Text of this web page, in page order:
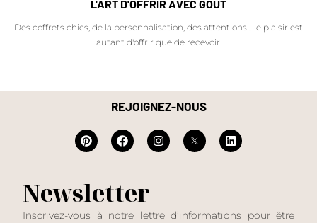
L'ART D'OFFRIR AVEC GOÛT
Des coffrets chics, de la personnalisation, des attentions… le plaisir est
autant d'offrir que de recevoir.
REJOIGNEZ-NOUS
Newsletter
Inscrivez-vous à notre lettre d’informations pour être